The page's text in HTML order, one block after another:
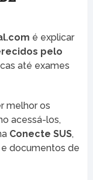
é explicar
pelo
até exames
melhor os
acessá-los,
Conecte SUS,
documentos de